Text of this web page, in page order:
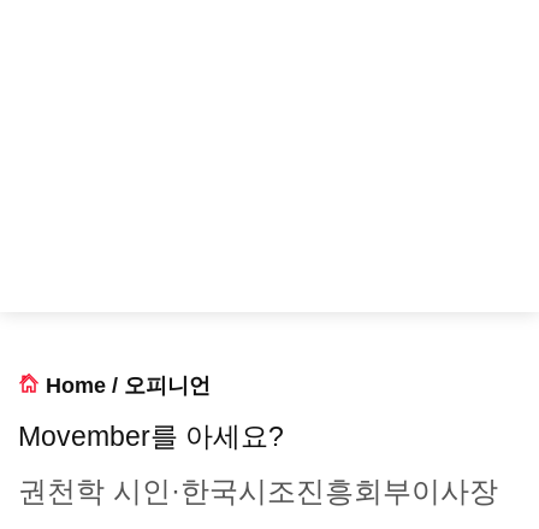
Home / 오피니언
Movember를 아세요?
권천학 시인·한국시조진흥회부이사장